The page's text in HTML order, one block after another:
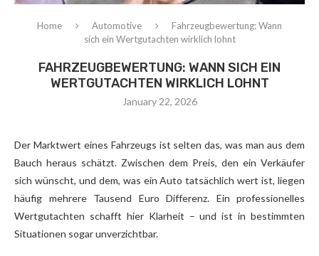
Home Automotive
Fahrzeugbewertung: Wann
sich ein Wertgutachten wirklich lohnt
FAHRZEUGBEWERTUNG: WANN SICH EIN
WERTGUTACHTEN WIRKLICH LOHNT
January 22, 2026
Der Marktwert eines Fahrzeugs ist selten das, was man aus dem
Bauch heraus schätzt. Zwischen dem Preis, den ein Verkäufer
sich wünscht, und dem, was ein Auto tatsächlich wert ist, liegen
häufig mehrere Tausend Euro Differenz. Ein professionelles
Wertgutachten schafft hier Klarheit – und ist in bestimmten
Situationen sogar unverzichtbar.